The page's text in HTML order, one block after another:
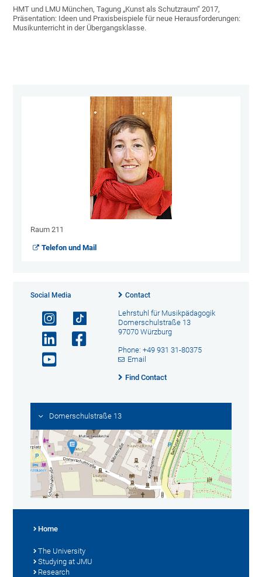
HMT und LMU München, Tagung „Kunst als Schutzraum“ 2017,
Präsentation: Ideen und Praxisbeispiele für neue Herausforderungen:
Musikunterricht in der Übergangsklasse.
Raum 211
Telefon und Mail
Social Media Contact
Lehrstuhl für Musikpädagogik
Domerschulstraße 13
97070 Würzburg
Phone: +49 931 31-80375
Email
Find Contact
Domerschulstraße 13
Home
The University
Studying at JMU
Research